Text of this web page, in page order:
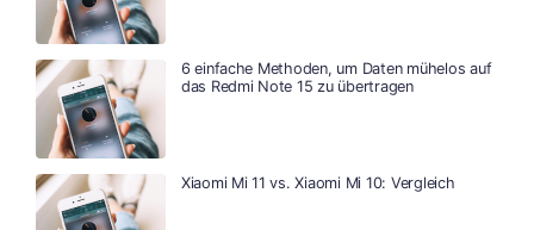
6 einfache Methoden, um Daten mühelos auf
das Redmi Note 15 zu übertragen
Xiaomi Mi 11 vs. Xiaomi Mi 10: Vergleich